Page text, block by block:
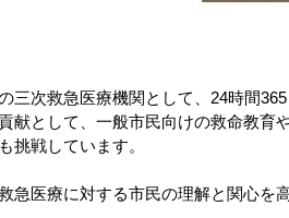
三次救急医療機関として、24時間
献として、一般市民向けの救命教育
挑戦しています。
急医療に対する市民の理解と関心を